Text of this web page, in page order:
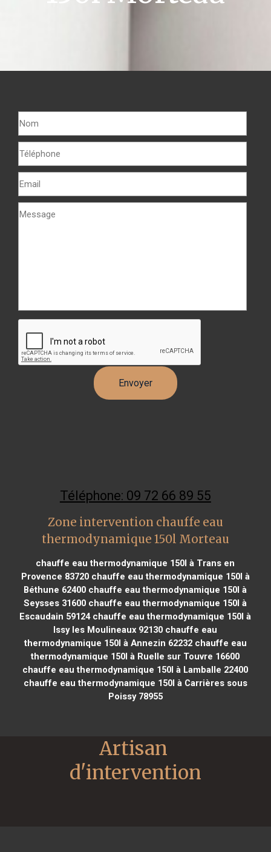
Téléphone: 09 72 66 89 55
Zone intervention chauffe eau
thermodynamique 150l Morteau
chauffe eau thermodynamique 150l à Trans en
Provence 83720chauffe eau thermodynamique 150l à
Béthune 62400 chauffe eau thermodynamique 150l à
Seysses 31600 chauffe eau thermodynamique 150l à
Escaudain 59124chauffe eau thermodynamique 150l à
Issy les Moulineaux 92130 chauffe eau
thermodynamique 150l à Annezin 62232chauffe eau
thermodynamique 150l à Ruelle sur Touvre 16600
chauffe eau thermodynamique 150l à Lamballe 22400
chauffe eau thermodynamique 150l à Carrières sous
Poissy 78955
Artisan
d'intervention